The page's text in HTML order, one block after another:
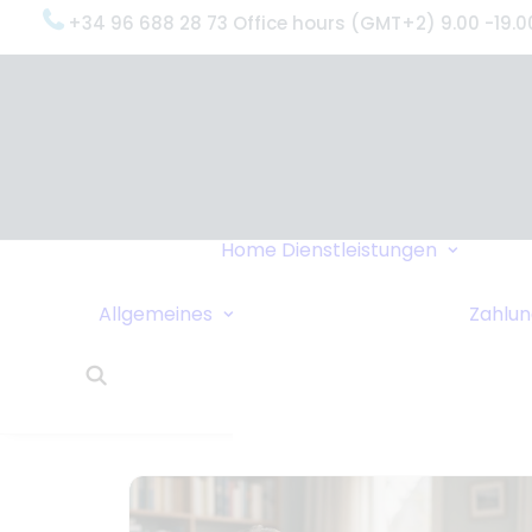
+34 96 688 28 73 Office hours (GMT+2) 9.00 -
Home Dienstleistungen
Allgemeines
Datenschutzrichtlinie